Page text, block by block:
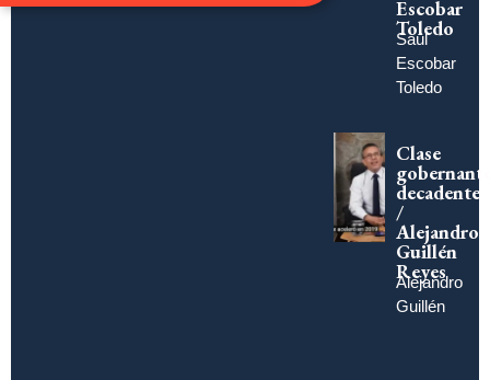
Escobar
Toledo
Saúl
Escobar
Toledo
Clase
decadente
/
Alejandro
Guillén
Reyes
Alejandro
Guillén